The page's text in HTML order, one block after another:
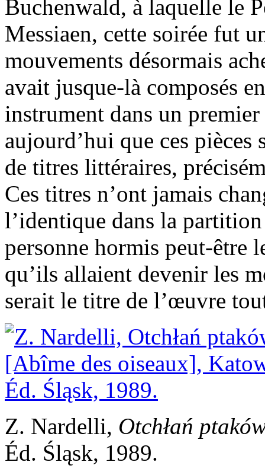
Buchenwald, à laquelle le
Messiaen, cette soirée fut
mouvements désormais
avait jusque-là composés
instrument dans un
aujourd’hui que ces pièces
de titres littéraires,
Ces titres n’ont jamais
l’identique dans la
personne hormis peut-être
qu’ils allaient devenir les
serait le titre de l’œuvre
Z. Nardelli, Otchłań
Éd. Śląsk, 1989.